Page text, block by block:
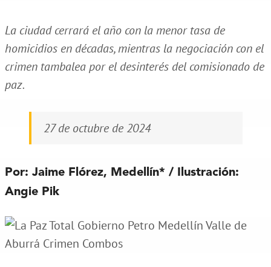
La ciudad cerrará el año con la menor tasa de
homicidios en décadas, mientras la negociación con el
crimen tambalea por el desinterés del comisionado de
paz.
27 de octubre de 2024
Por: Jaime Flórez, Medellín* / Ilustración:
Angie Pik